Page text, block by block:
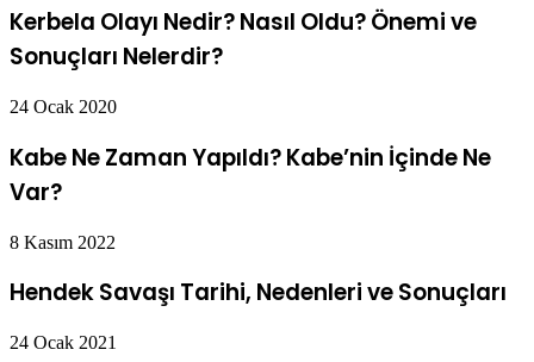
Kerbela Olayı Nedir? Nasıl Oldu? Önemi ve
Sonuçları Nelerdir?
24 Ocak 2020
Kabe Ne Zaman Yapıldı? Kabe’nin İçinde Ne
Var?
8 Kasım 2022
Hendek Savaşı Tarihi, Nedenleri ve Sonuçları
24 Ocak 2021